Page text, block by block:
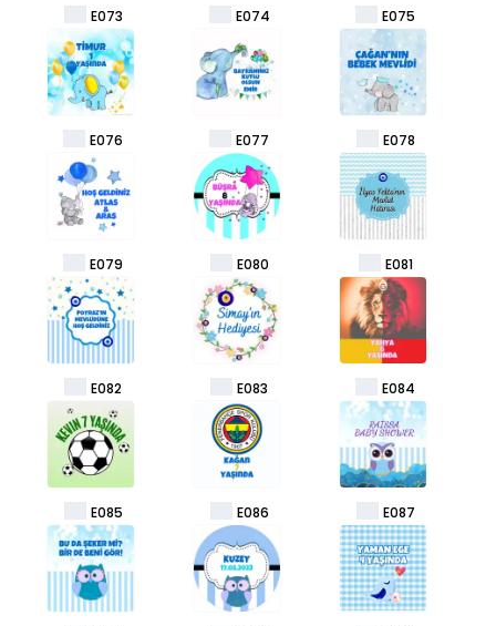
E073 E074 E075
E076 E077 E078
E079 E080 E081
E082 E083 E084
E085 E086 E087